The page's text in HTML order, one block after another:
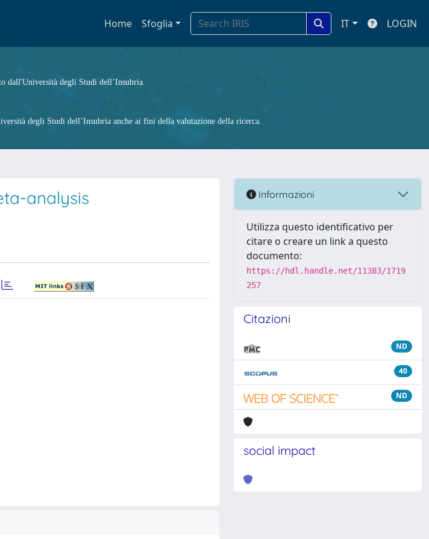
Home Sfoglia IT LOGIN
dall'Università degli Studi dell’Insubria.
degli Studi dell’Insubria anche ai fini della valutazione della ricerca.
analysis Informazioni
Utilizza questo identificativo per
citare o creare un link a questo
documento:
https://hdl.handle.net/11383/1719
257
Citazioni
ND
40
ND
social impact